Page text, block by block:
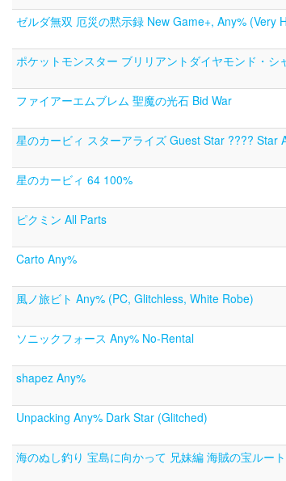
ゼルダ無双 厄災の黙示録 New Game+, Any% (Very
ポケットモンスター ブリリアントダイヤモンド・
ファイアーエムブレム 聖魔の光石 Bid War
星のカービィ スターアライズ Guest Star ???? Star
星のカービィ 64 100%
ピクミン All Parts
Carto Any%
風ノ旅ビト Any% (PC, Glitchless, White Robe)
ソニックフォース Any% No-Rental
shapez Any%
Unpacking Any% Dark Star (Glitched)
海のぬし釣り 宝島に向かって 兄妹編 海賊の宝ルート